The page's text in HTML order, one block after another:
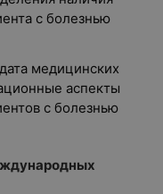
с болезнью
медицинских
аспекты
с болезнью